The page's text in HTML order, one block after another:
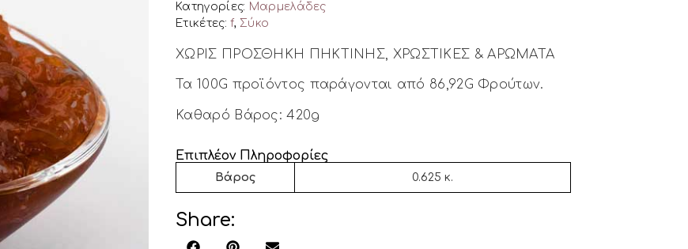
Κατηγορίες: Μαρμελάδες
Ετικέτες:f, Σύκο
ΧΩΡΙΣ ΠΡΟΣΘΗΚΗ ΠΗΚΤΙΝΗΣ, ΧΡΩΣΤΙΚΕΣ & ΑΡΩΜΑΤΑ
Τα 100G προϊόντος παράγονται από 86,92G Φρούτων.
Καθαρό Βάρος: 420g
Επιπλέον Πληροφορίες
Βάρος 0.625 κ.
Share: